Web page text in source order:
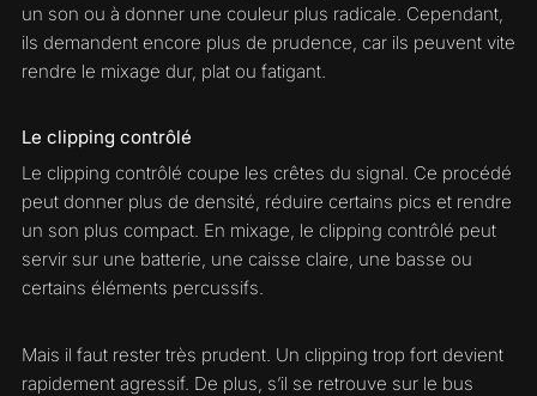
un son ou à donner une couleur plus radicale. Cependant,
ils demandent encore plus de prudence, car ils peuvent vite
rendre le mixage dur, plat ou fatigant.
Le clipping contrôlé
Le clipping contrôlé coupe les crêtes du signal. Ce procédé
peut donner plus de densité, réduire certains pics et rendre
un son plus compact. En mixage, le clipping contrôlé peut
servir sur une batterie, une caisse claire, une basse ou
certains éléments percussifs.
Mais il faut rester très prudent. Un clipping trop fort devient
rapidement agressif. De plus, s’il se retrouve sur le bus